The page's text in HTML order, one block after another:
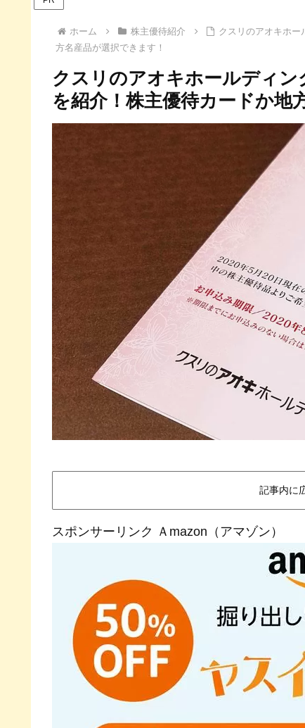
ホーム 株主優待紹介
クスリのアオキホー
方名産品が選択できます！
クスリのアオキホールディン
を紹介！株主優待カードか地
記事内に
スポンサーリンク Ａmazon（アマゾン）